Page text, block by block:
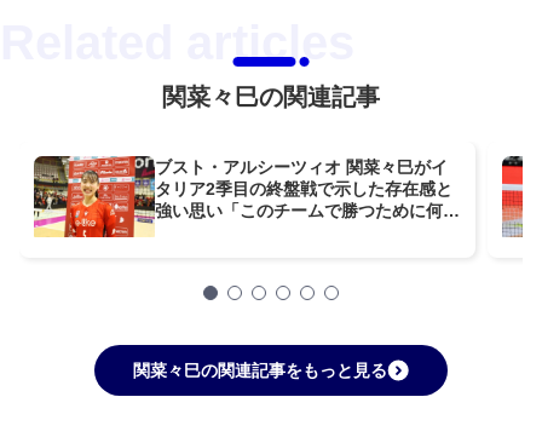
関菜々巳の関連記事
ブスト・アルシーツィオ 関菜々巳がイ
タリア2季目の終盤戦で示した存在感と
強い思い「このチームで勝つために何が
関菜々巳の関連記事をもっと見る